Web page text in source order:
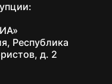
Республика
д. 2